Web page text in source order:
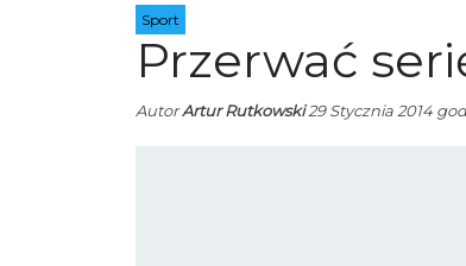
Sport
Przerwać
AutorArtur Rutkowski29 Stycznia 2014